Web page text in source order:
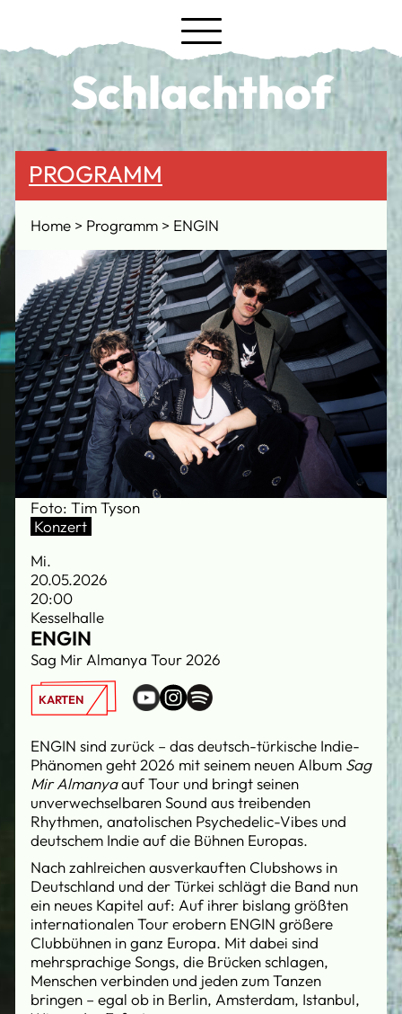
Schlachthof
PROGRAMM
Home Programm ENGIN
Foto: Tim Tyson
Konzert
Mi.
20.05.2026
20:00
Kesselhalle
ENGIN
Sag Mir Almanya Tour 2026
KARTEN
ENGIN sind zurück – das deutsch-türkische Indie-
Phänomen geht 2026 mit seinem neuen Album Sag
Mir Almanyaauf Tour und bringt seinen
unverwechselbaren Sound aus treibenden
Rhythmen, anatolischen Psychedelic-Vibes und
deutschem Indie auf die Bühnen Europas.
Nach zahlreichen ausverkauften Clubshows in
Deutschland und der Türkei schlägt die Band nun
ein neues Kapitel auf: Auf ihrer bislang größten
internationalen Tour erobern ENGIN größere
Clubbühnen in ganz Europa. Mit dabei sind
mehrsprachige Songs, die Brücken schlagen,
Menschen verbinden und jeden zum Tanzen
bringen – egal ob in Berlin, Amsterdam, Istanbul,